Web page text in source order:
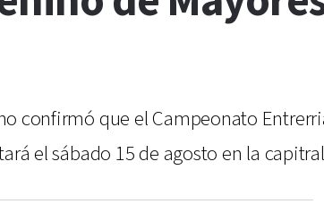
confirmó que el Campeonato
el sábado 15 de agosto en la